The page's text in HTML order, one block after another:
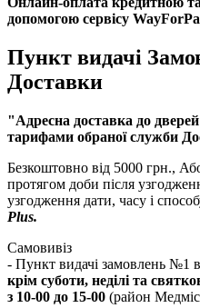
допомогою сервісу
Пункт видачі
Доставки
"Адресна доставка до
тарифами обраної служби
Безкоштовно від 5000 грн.,
протягом доби після
узгодження дати, часу і
Plus.
Самовивіз
- Пункт видачі замовлень №1 в
крім суботи, неділі та
з 10-00 до 15-00 (район